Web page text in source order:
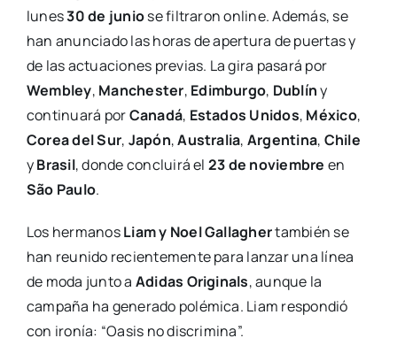
lunes30 de juniose filtraron online. Además, se
han anunciado las horas de apertura de puertas y
de las actuaciones previas. La gira pasará por
Wembley, Manchester, Edimburgo, Dublíny
continuará porCanadá, Estados Unidos, México,
Corea del Sur, Japón,Australia, Argentina, Chile
yBrasil, donde concluirá el 23 de noviembre en
São Paulo.
Los hermanosLiam y Noel Gallaghertambién se
han reunido recientemente para lanzar una línea
de moda junto a Adidas Originals, aunque la
campaña ha generado polémica. Liam respondió
con ironía: “Oasis no discrimina”.